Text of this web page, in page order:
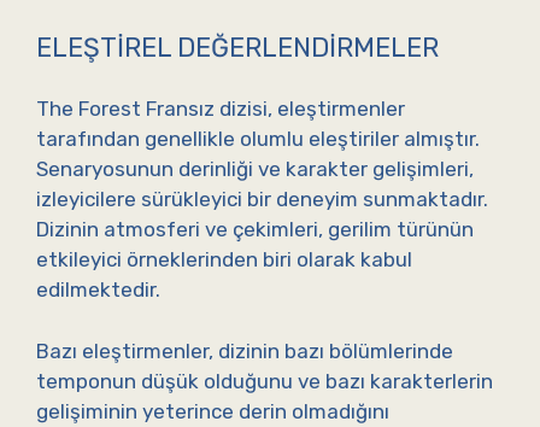
ELEŞTIREL DEĞERLENDIRMELER
The Forest Fransız dizisi, eleştirmenler
tarafından genellikle olumlu eleştiriler almıştır.
Senaryosunun derinliği ve karakter gelişimleri,
izleyicilere sürükleyici bir deneyim sunmaktadır.
Dizinin atmosferi ve çekimleri, gerilim türünün
etkileyici örneklerinden biri olarak kabul
edilmektedir.
Bazı eleştirmenler, dizinin bazı bölümlerinde
temponun düşük olduğunu ve bazı karakterlerin
gelişiminin yeterince derin olmadığını